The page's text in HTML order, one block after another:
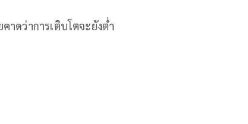
าดว่าการเติบโตจะยังต่ำ